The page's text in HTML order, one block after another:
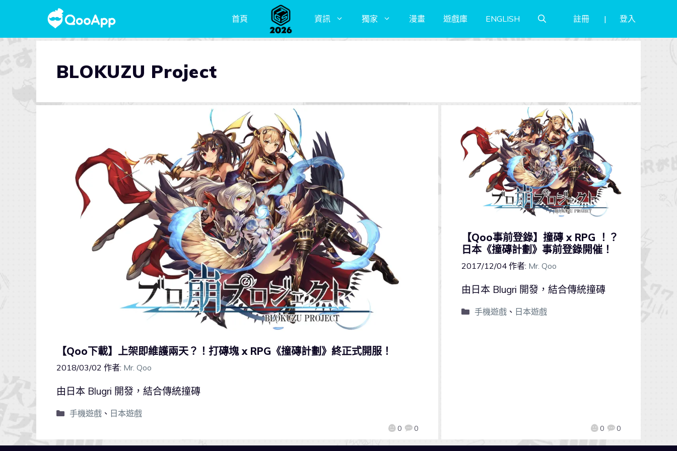
首頁 資訊 獨家 漫畫 遊戲庫 ENGLISH 註冊 登入
BLOKUZU Project
【Qoo下載】上架即維護兩天？！打磚塊 x RPG《撞磚計劃》終正式開服！
2018/03/02 作者: Mr. Qoo
0 0
由日本 Blugri 開發，結合傳統撞磚
手機遊戲、 日本遊戲
【Qoo事前登錄】撞磚 x RPG ！？
日本《撞磚計劃》事前登錄開催！
2017/12/04 作者: Mr. Qoo
0 0
由日本 Blugri 開發，結合傳統撞磚
手機遊戲、 日本遊戲